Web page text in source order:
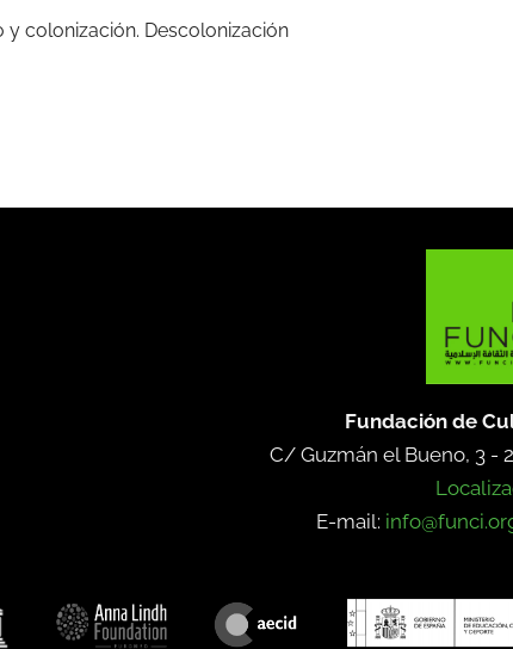
y colonización. Descolonización
Fundación de
C/ Guzmán el Bueno, 3 -
E-mail: